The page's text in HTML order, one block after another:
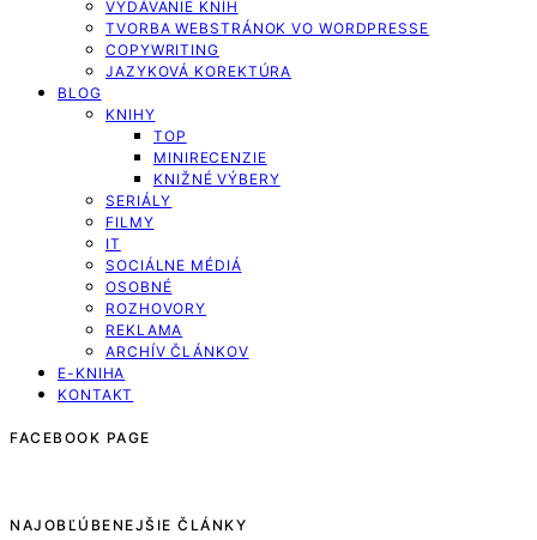
VYDÁVANIE KNÍH
TVORBA WEBSTRÁNOK VO WORDPRESSE
COPYWRITING
JAZYKOVÁ KOREKTÚRA
BLOG
KNIHY
TOP
MINIRECENZIE
KNIŽNÉ VÝBERY
SERIÁLY
FILMY
IT
SOCIÁLNE MÉDIÁ
OSOBNÉ
ROZHOVORY
REKLAMA
ARCHÍV ČLÁNKOV
E-KNIHA
KONTAKT
FACEBOOK PAGE
NAJOBĽÚBENEJŠIE ČLÁNKY